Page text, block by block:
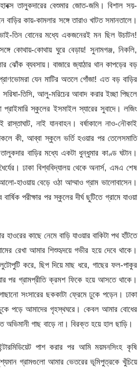
তালুকদারের বেশুমার জোত-জমি। বিশাল সয়-
কায়-কামলার সঙ্গে তারাও খাটত সমানতালে।
তিন বোনের মধ্যে একজনেরই মন ছিল উচাটন!
কোথায়-কোথায় ঘুরে বেড়ায়! সুনামগঞ্জ, নিকলি,
ঝোঁক ব্যবসায়। বাজারে জ্যাঠার থান কাপড়ের বড়
যেন মাটির অতলে গোঁজা! এত বড় বাড়ির
তিসি, আলু-মরিচের আবাদ করার ইচ্ছা পিছলে
স্কুলের ইসমাইল স্যারের সুবাদে। লজিং
নাই যানবাহন। বর্ষাকালে নাও-নৌকাই
কী, আব্বা স্কুলে ভর্তি হওয়ার পর তেলেসমাতি
বাড়ির মধ্যে একটা ধুন্ধুমার কাণ্ড ঘটান।
ঢাকা বিশ্ববিদ্যালয় থেকে অনার্স, এমএ শেষ
হাওয়ায় বেড়ে ওঠা আম্মাও গ্রাম ভালোবাসেন।
পরীক্ষার পর স্কুলের দীর্ঘ ছুটিতে গ্রামে যাওয়া
কাছে নেমে বাড়ি যাওয়ার বাকিটা পথ হাঁটতে
রেখা আমার শিশুহৃদয়ে গভীর হয়ে দেবে থাকে।
করে, ছিপ দিয়ে মাছ ধরে, গাছের ফল-পাকুর
পর গ্রামপ্রীতি ক্রমশ ফিকে হয়ে আসতে থাকে।
সংসারের ছককাটা ফ্রেমে ঢুকে পড়েন। ঢাকা
পড়ে আমাদের গৃহস্থঘরে। কেবল আমার বোধের
অভিমানী গাছ বাড়ে না। বিরক্ত হয়ে হাল ছাড়ি।
পাশ করার পর আমি ময়মনসিংহ কৃষি
দৃশ্যমান গ্রামগুলো আমার ভেতরের ভূমিপুত্রকে খুঁচিয়ে